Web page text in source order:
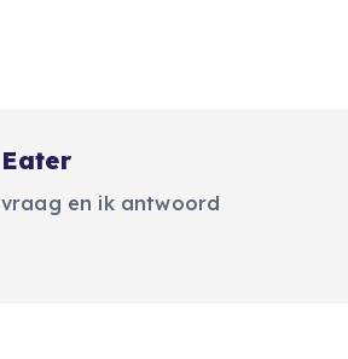
Eater
vraag en ik antwoord